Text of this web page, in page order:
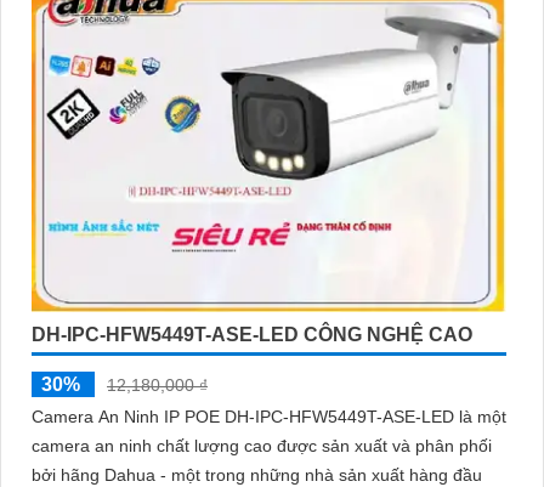
DH-IPC-HFW5449T-ASE-LED CÔNG NGHỆ CAO
30%
12,180,000 ₫
Camera An Ninh IP POE DH-IPC-HFW5449T-ASE-LED là một
camera an ninh chất lượng cao được sản xuất và phân phối
bởi hãng Dahua - một trong những nhà sản xuất hàng đầu